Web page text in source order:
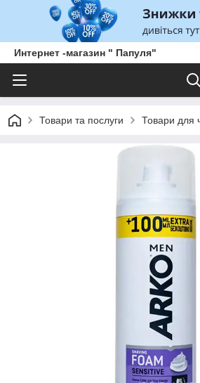
Интернет -магазин " Папуля"
Товари та послуги Товари для